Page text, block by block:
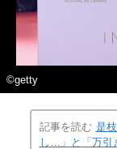
©getty
記事を読む 是
し…」と「万引